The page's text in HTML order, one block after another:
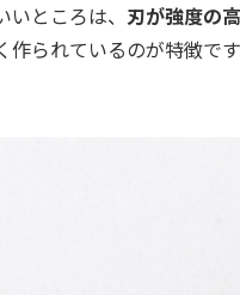
ところは、 刃が強度の
られているのが特徴です